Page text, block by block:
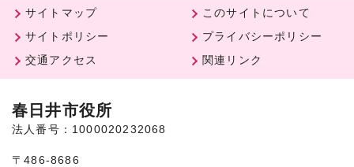
サイトマップ
このサイトについて
サイトポリシー
プライバシーポリシー
交通アクセス
関連リンク
春日井市役所
法人番号：1000020232068
〒486-8686